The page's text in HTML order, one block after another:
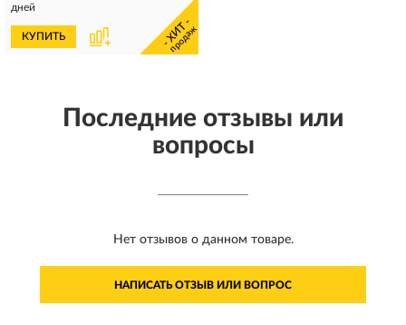
дней
КУПИТЬ - ХИТ -
продаж
Последние отзывы или
вопросы
Нет отзывов о данном товаре.
НАПИСАТЬ ОТЗЫВ ИЛИ ВОПРОС